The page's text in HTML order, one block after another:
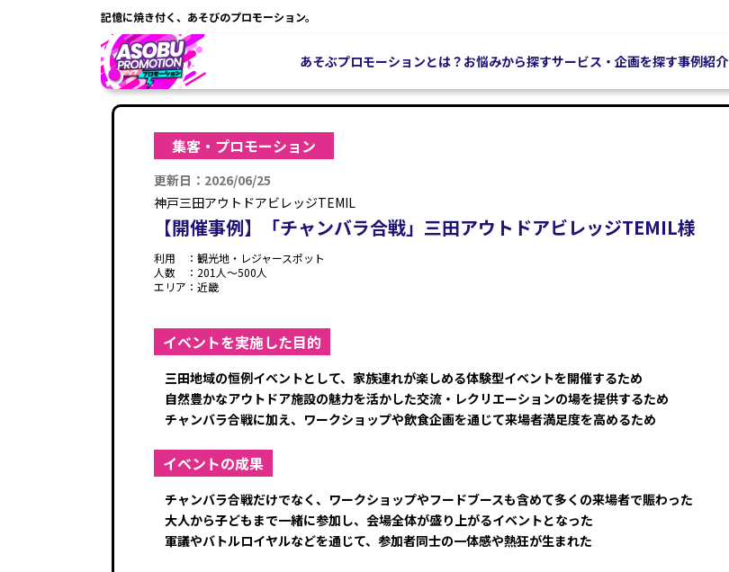
記憶に焼き付く、あそびのプロモーション。
あそぶプロモーションとは？ お悩みから探すサービス・企画を探す事例紹介
集客・プロモーション
更新日：2026/06/25
神戸三田アウトドアビレッジTEMIL
【開催事例】「チャンバラ合戦」三田アウトドアビレッジTEMIL様
利用 ： 観光地・レジャースポット
人数 ： 201人〜500人
エリア： 近畿
イベントを実施した目的
三田地域の恒例イベントとして、家族連れが楽しめる体験型イベントを開催するため
自然豊かなアウトドア施設の魅力を活かした交流・レクリエーションの場を提供するため
チャンバラ合戦に加え、ワークショップや飲食企画を通じて来場者満足度を高めるため
イベントの成果
チャンバラ合戦だけでなく、ワークショップやフードブースも含めて多くの来場者で賑わった
大人から子どもまで一緒に参加し、会場全体が盛り上がるイベントとなった
軍議やバトルロイヤルなどを通じて、参加者同士の一体感や熱狂が生まれた